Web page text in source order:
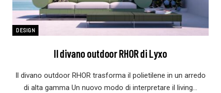
DESIGN
Il divano outdoor RHOR di Lyxo
Il divano outdoor RHOR trasforma il polietilene in un arredo
di alta gamma Un nuovo modo di interpretare il living…